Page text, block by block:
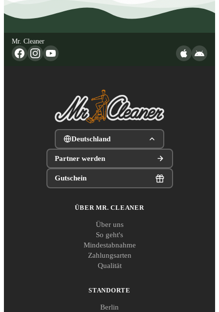
Mr. Cleaner
Deutschland
Partner werden
Gutschein
ÜBER MR. CLEANER
Über uns
So geht's
Mindestabnahme
Zahlungsarten
Qualität
STANDORTE
Berlin